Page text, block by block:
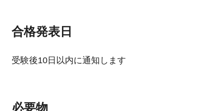
合格発表日
受験後10日以内に通知します
必要物